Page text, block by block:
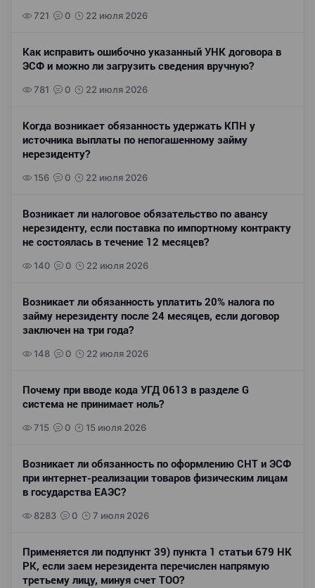
721 0 22 июля 2026
Как исправить ошибочно указанный УНК договора в
ЭСФ и можно ли загрузить сведения вручную?
781 0 22 июля 2026
Когда возникает обязанность удержать КПН у
источника выплаты по непогашенному займу
нерезиденту?
156 0 22 июля 2026
Возникает ли налоговое обязательство по авансу
нерезиденту, если поставка по импортному контракту
не состоялась в течение 12 месяцев?
140 0 22 июля 2026
Возникает ли обязанность уплатить 20% налога по
займу нерезиденту после 24 месяцев, если договор
заключен на три года?
148 0 22 июля 2026
Почему при вводе кода УГД 0613 в разделе G
система не принимает ноль?
715 0 15 июля 2026
Возникает ли обязанность по оформлению СНТ и ЭСФ
при интернет-реализации товаров физическим лицам
в государства ЕАЭС?
8283 0 7 июля 2026
Применяется ли подпункт 39) пункта 1 статьи 679 НК
РК, если заем нерезидента перечислен напрямую
третьему лицу, минуя счет ТОО?